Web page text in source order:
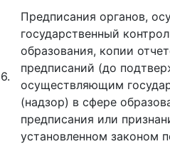
6.
Предписания органов,
государственный
образования, копии
предписаний (до
осуществляющим
(надзор) в сфере
предписания или
установленном законом